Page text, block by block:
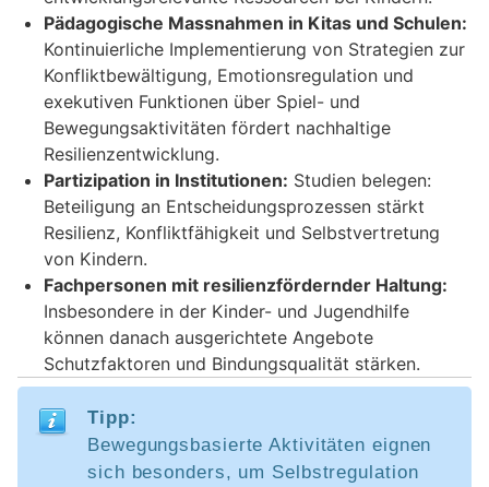
Pädagogische Massnahmen in Kitas und Schulen:
Kontinuierliche Implementierung von Strategien zur
Konfliktbewältigung, Emotionsregulation und
exekutiven Funktionen über Spiel- und
Bewegungsaktivitäten fördert nachhaltige
Resilienzentwicklung.
Partizipation in Institutionen: Studien belegen:
Beteiligung an Entscheidungsprozessen stärkt
Resilienz, Konfliktfähigkeit und Selbstvertretung
von Kindern.
Fachpersonen mit resilienzfördernder Haltung:
Insbesondere in der Kinder- und Jugendhilfe
können danach ausgerichtete Angebote
Schutzfaktoren und Bindungsqualität stärken.
Tipp:
Bewegungsbasierte Aktivitäten eignen
sich besonders, um Selbstregulation